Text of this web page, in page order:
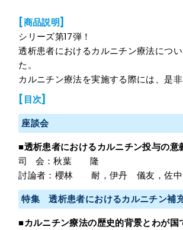
[商品説明]
シリーズ第17弾！
透析患者におけるカルニチン療法につ
た。
カルニチン療法を実施する際には、是非
[目次]
座談会
■透析患者におけるカルニチン投与の意
司 会：秋葉 隆
討論者：櫻林 耐，伊丹 儀友，
特集 透析患者におけるカルニチン補
■カルニチン療法の歴史的背景とわ